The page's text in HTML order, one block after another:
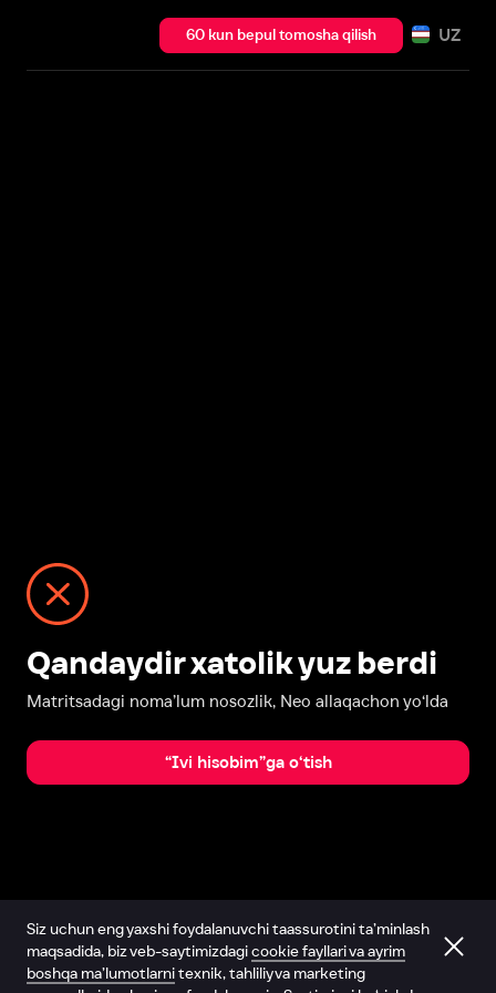
60 kun bepul tomosha qilish UZ
Qandaydir xatolik yuz berdi
Matritsadagi noma’lum nosozlik, Neo allaqachon yo‘lda
“Ivi hisobim”ga o‘tish
Siz uchun eng yaxshi foydalanuvchi taassurotini ta’minlash
maqsadida, biz veb-saytimizdagicookie fayllari va ayrim
boshqa ma’lumotlarnitexnik, tahliliy va marketing